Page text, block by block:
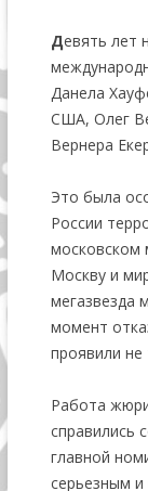
Девять лет
Данела
США, Олег
Вернера
Это была
России
московском
Москву и
мегазвезда
момент
проявили
Работа
справились
главной
серьезным